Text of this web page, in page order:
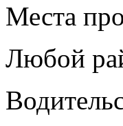
Места
Любой